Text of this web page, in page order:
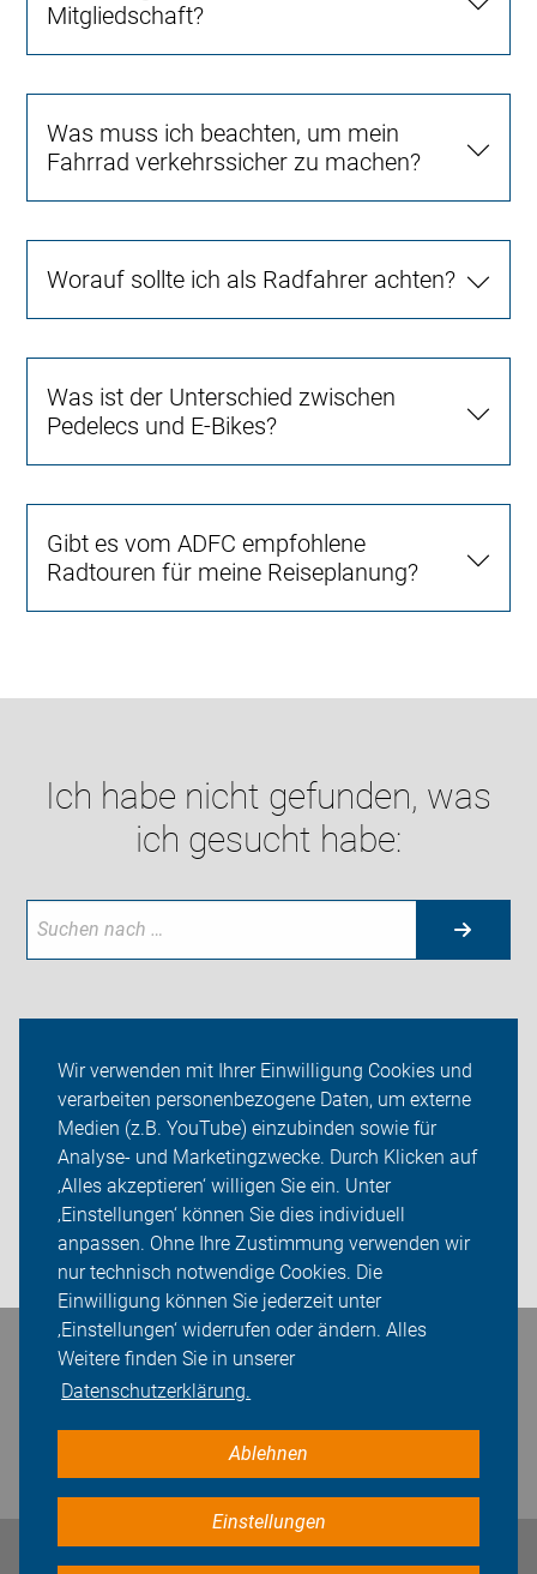
Wir verwenden mit Ihrer Einwilligung Cookies und
verarbeiten personenbezogene Daten, um externe
Medien (z.B. YouTube) einzubinden sowie für
Analyse- und Marketingzwecke. Durch Klicken auf
‚Alles akzeptieren‘ willigen Sie ein. Unter
‚Einstellungen‘ können Sie dies individuell
anpassen. Ohne Ihre Zustimmung verwenden wir
nur technisch notwendige Cookies. Die
Einwilligung können Sie jederzeit unter
‚Einstellungen‘ widerrufen oder ändern. Alles
Weitere finden Sie in unserer
Datenschutzerklärung.
Ablehnen
Einstellungen
Mitgliedschaft?
Was muss ich beachten, um mein
Fahrrad verkehrssicher zu machen?
Worauf sollte ich als Radfahrer achten?
Was ist der Unterschied zwischen
Pedelecs und E-Bikes?
Gibt es vom ADFC empfohlene
Radtouren für meine Reiseplanung?
Ich habe nicht gefunden, was
ich gesucht habe:
Themen
ADFC Oranienburg
Sei dabei
Login
Bleiben Sie in Kontakt